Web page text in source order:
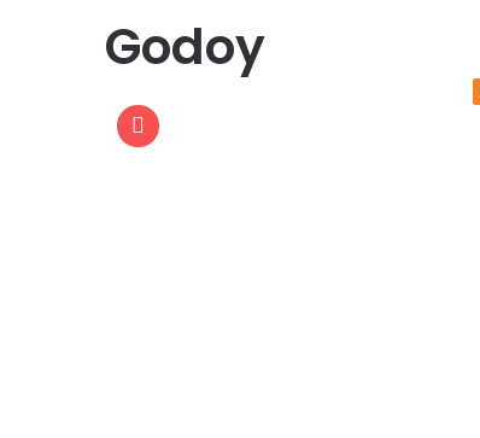
Godoy